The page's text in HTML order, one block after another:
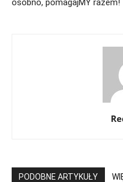
osobno, pomagajMY razem!
PODOBNE ARTYKUŁY